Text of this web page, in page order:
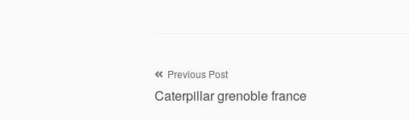
Navigation
Previous Post
Caterpillar grenoble france